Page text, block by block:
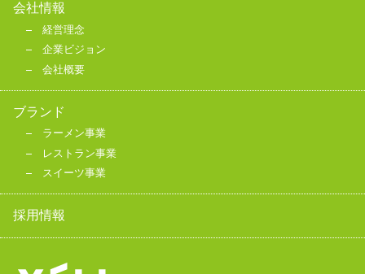
会社情報
経営理念
企業ビジョン
会社概要
ブランド
ラーメン事業
レストラン事業
スイーツ事業
採用情報